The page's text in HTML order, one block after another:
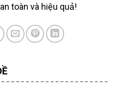
toàn và hiệu quả!